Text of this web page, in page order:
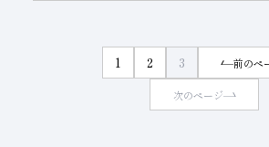
前のペ
1 2 3
次のページ